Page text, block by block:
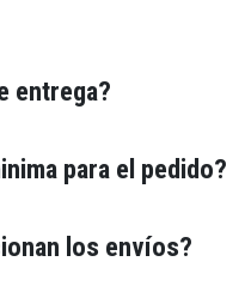
entrega?
para el pedido?
los envíos?